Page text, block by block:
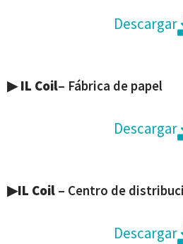
Descargar
▶IL Coil– Fábrica de papel
Descargar
▶IL Coil – Centro de
Descargar